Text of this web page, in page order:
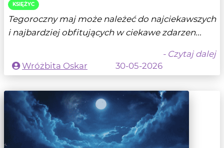
KSIĘŻYC
Tegoroczny maj może należeć do najciekawszych
i najbardziej obfitujących w ciekawe zdarzen...
- Czytaj dalej
Wróżbita Oskar
30-05-2026